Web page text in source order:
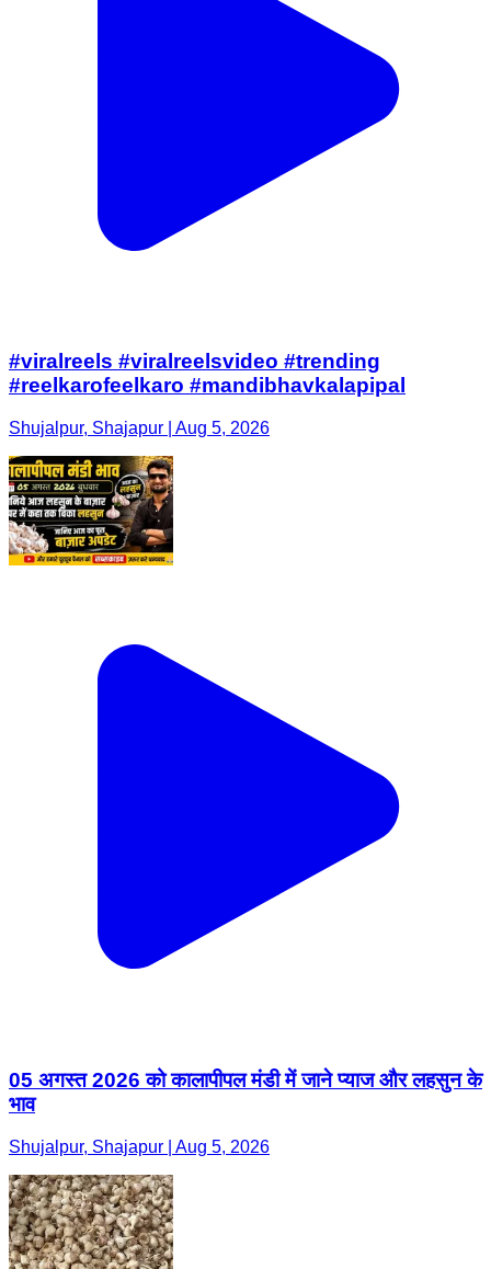
#viralreels #viralreelsvideo #trending
#reelkarofeelkaro #mandibhavkalapipal
Shujalpur, Shajapur | Aug 5, 2026
05 अगस्त 2026 को कालापीपल मंडी में जाने प्याज और लहसुन के
भाव
Shujalpur, Shajapur | Aug 5, 2026